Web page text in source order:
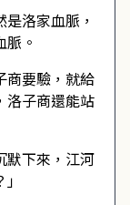
洛家血脈，
。
商要驗，就給
洛子商還能站
默下來，江河